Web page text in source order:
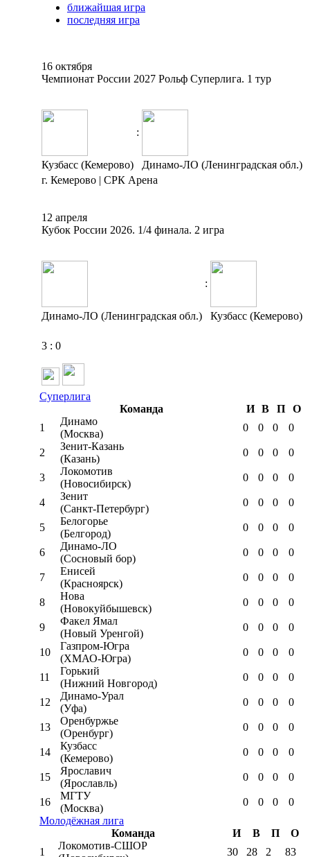
ближайшая игра
последняя игра
16 октября
Чемпионат России 2027 Рольф Суперлига. 1 тур
:
Кузбасс (Кемерово)
Динамо-ЛО (Ленинградская обл.)
г. Кемерово | СРК Арена
12 апреля
Кубок России 2026. 1/4 финала. 2 игра
:
Динамо-ЛО (Ленинградская обл.) Кузбасс (Кемерово)
3 : 0
Суперлига
Команда
И В П
О
1
Динамо
(Москва)
0 0 0 0
2
Зенит-Казань
(Казань)
0 0 0 0
3
Локомотив
(Новосибирск)
0 0 0 0
4
Зенит
(Санкт-Петербург)
0 0 0 0
5
Белогорье
(Белгород)
0 0 0 0
6
Динамо-ЛО
(Сосновый бор)
0 0 0 0
7
Енисей
(Красноярск)
0 0 0 0
8
Нова
(Новокуйбышевск)
0 0 0 0
9
Факел Ямал
(Новый Уренгой)
0 0 0 0
10
Газпром-Югра
(ХМАО-Югра)
0 0 0 0
11
Горький
(Нижний Новгород)
0 0 0 0
12
Динамо-Урал
(Уфа)
0 0 0 0
13
Оренбуржье
(Оренбург)
0 0 0 0
14
Кузбасс
(Кемерово)
0 0 0 0
15
Ярославич
(Ярославль)
0 0 0 0
16
МГТУ
(Москва)
0 0 0
0
Молодёжная лига
Команда
И В П
О
1
Локомотив-CШОР
30 28 2 83